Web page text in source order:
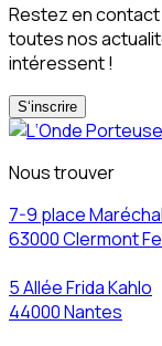
Restez en
toutes nos
intéressent !
S‘inscrire
Nous trouver
7-9 place
63000 Clermont
5 Allée Frida Kahlo
44000 Nantes